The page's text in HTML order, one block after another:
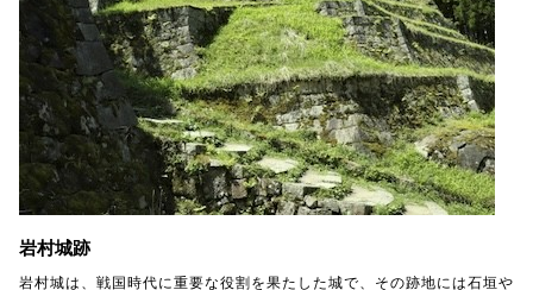
岩村城跡
岩村城は、戦国時代に重要な役割を果たした城で、その跡地には石垣や